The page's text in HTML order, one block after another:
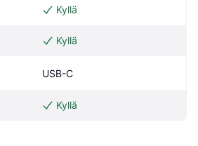
Kyllä
Kyllä
USB-C
Kyllä